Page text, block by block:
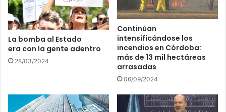
La bomba al Estado
era con la gente adentro
28/03/2024
Continúan
intensificándose los
incendios en Córdoba:
más de 13 mil hectáreas
arrasadas
06/09/2024